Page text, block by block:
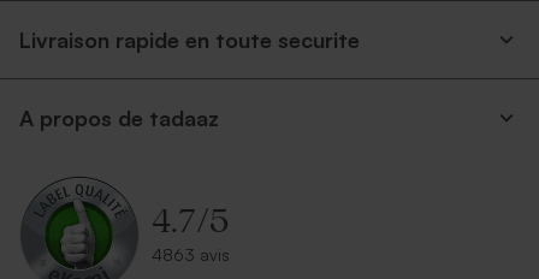
Livraison rapide en toute securite
A propos de tadaaz
4.7/5
4863 avis